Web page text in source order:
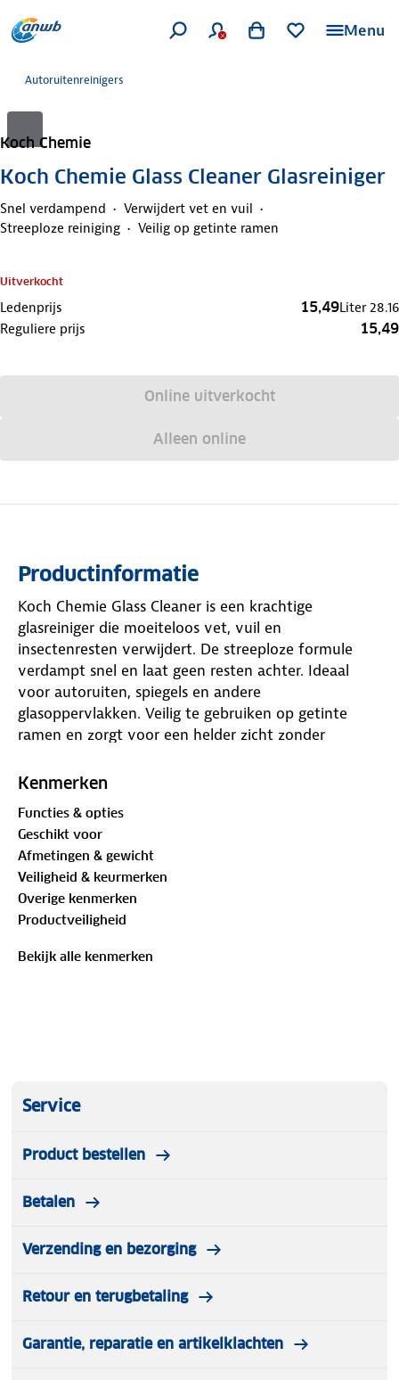
Menu
Autoruitenreinigers
Koch Chemie
Koch Chemie Glass Cleaner Glasreiniger
Snel verdampend
Verwijdert vet en vuil
Streeploze reiniging
Veilig op getinte ramen
Uitverkocht
Ledenprijs 15,49Liter 28.16
Reguliere prijs
15,49
Online uitverkocht
Alleen online
Productinformatie
Koch Chemie Glass Cleaner is een krachtige
glasreiniger die moeiteloos vet, vuil en
insectenresten verwijdert. De streeploze formule
verdampt snel en laat geen resten achter. Ideaal
voor autoruiten, spiegels en andere
glasoppervlakken. Veilig te gebruiken op getinte
ramen en zorgt voor een helder zicht zonder
Kenmerken
Functies & opties
Geschikt voor
Afmetingen & gewicht
Veiligheid & keurmerken
Overige kenmerken
Productveiligheid
Bekijk alle kenmerken
Service
Product bestellen
Betalen
Verzending en bezorging
Retour en terugbetaling
Garantie, reparatie en artikelklachten